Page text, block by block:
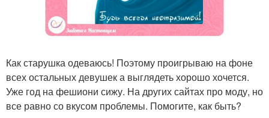
Как старушка одеваюсь! Поэтому проигрываю на фоне
всех остальных девушек а выглядеть хорошо хочется.
Уже год на фешиони сижу. На других сайтах про моду, но
все равно со вкусом проблемы. Помогите, как быть?